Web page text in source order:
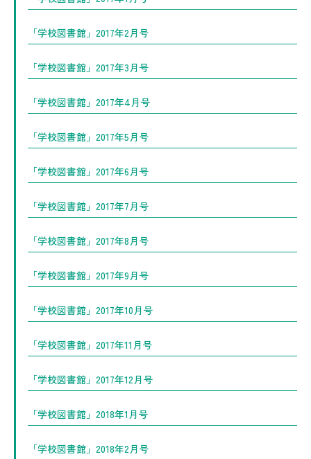
「学校図書館」2017年2月号
「学校図書館」2017年3月号
「学校図書館」2017年4月号
「学校図書館」2017年5月号
「学校図書館」2017年6月号
「学校図書館」2017年7月号
「学校図書館」2017年8月号
「学校図書館」2017年9月号
「学校図書館」2017年10月号
「学校図書館」2017年11月号
「学校図書館」2017年12月号
「学校図書館」2018年1月号
「学校図書館」2018年2月号